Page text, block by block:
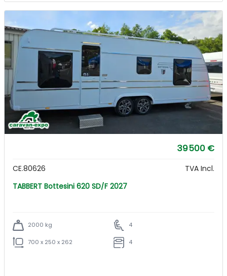
39 500 €
CE.80626
TVA Incl.
TABBERT Bottesini 620 SD/F 2027
2000 kg 4
700 x 250 x 262 4